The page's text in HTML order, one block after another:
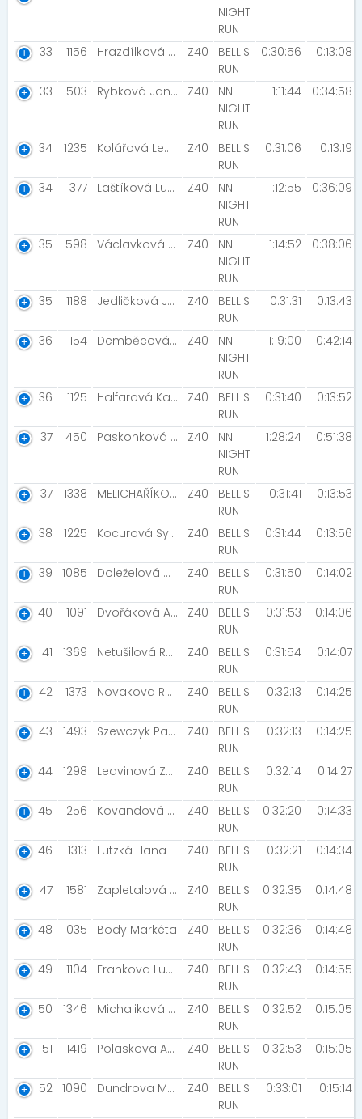
NIGHT
RUN
33 1156 Hrazdílková Dagmar Z40
BELLIS
RUN
0:30:56 0:13:08
33 503 Rybková Jana [Filety ] Z40
NN
NIGHT
RUN
1:11:44 0:34:58
34 1235 Kolářová Lenka Z40
BELLIS
RUN
0:31:06 0:13:19
34 377 Laštíková Lucie Reznerka Z40
NN
NIGHT
RUN
1:12:55 0:36:09
35 598 Václavková Lucie Z40
NN
NIGHT
RUN
1:14:52 0:38:06
35 1188 Jedličková Jarmila Z40
BELLIS
RUN
0:31:31 0:13:43
36 154 Demběcová Daška [Dokud můžeš, bojuj!] Z40
NN
NIGHT
RUN
1:19:00 0:42:14
36 1125 Halfarová Kateřina [Kačka] Z40
BELLIS
RUN
0:31:40 0:13:52
37 450 Paskonková Leona [innogy] Z40
NN
NIGHT
RUN
1:28:24 0:51:38
37 1338 MELICHAŘÍKOVÁ KATEŘINA Z40
BELLIS
RUN
0:31:41 0:13:53
38 1225 Kocurová Sylva [Jedeme bomby] Z40
BELLIS
RUN
0:31:44 0:13:56
39 1085 Doleželová Monika [ŠBV] Z40
BELLIS
RUN
0:31:50 0:14:02
40 1091 Dvořáková Anna [MIZUNO VODIČI] Z40
BELLIS
RUN
0:31:53 0:14:06
41 1369 Netušilová Radka Z40
BELLIS
RUN
0:31:54 0:14:07
42 1373 Novakova Radana [Soudružky] Z40
BELLIS
RUN
0:32:13 0:14:25
43 1493 Szewczyk Pavlína Z40
BELLIS
RUN
0:32:13 0:14:25
44 1298 Ledvinová Zuzana Z40
BELLIS
RUN
0:32:14 0:14:27
45 1256 Kovandová Petra Z40
BELLIS
RUN
0:32:20 0:14:33
46 1313 Lutzká Hana Z40
BELLIS
RUN
0:32:21 0:14:34
47 1581 Zapletalová Tereza Z40
BELLIS
RUN
0:32:35 0:14:48
48 1035 Body Markéta Z40
BELLIS
RUN
0:32:36 0:14:48
49 1104 Frankova Lucie Z40
BELLIS
RUN
0:32:43 0:14:55
50 1346 Michaliková Jana [Frýdek Místek ] Z40
BELLIS
RUN
0:32:52 0:15:05
51 1419 Polaskova Andrea Z40
BELLIS
RUN
0:32:53 0:15:05
52 1090 Dundrova Martina Z40
BELLIS
RUN
0:33:01 0:15:14